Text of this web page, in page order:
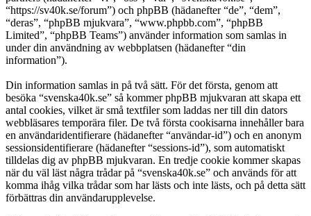
“https://sv40k.se/forum”) och phpBB (hädanefter “de”, “dem”,
“deras”, “phpBB mjukvara”, “www.phpbb.com”, “phpBB
Limited”, “phpBB Teams”) använder information som samlas in
under din användning av webbplatsen (hädanefter “din
information”).
Din information samlas in på två sätt. För det första, genom att
besöka “svenska40k.se” så kommer phpBB mjukvaran att skapa ett
antal cookies, vilket är små textfiler som laddas ner till din dators
webbläsares temporära filer. De två första cookisarna innehåller bara
en användaridentifierare (hädanefter “användar-id”) och en anonym
sessionsidentifierare (hädanefter “sessions-id”), som automatiskt
tilldelas dig av phpBB mjukvaran. En tredje cookie kommer skapas
när du väl läst några trådar på “svenska40k.se” och används för att
komma ihåg vilka trådar som har lästs och inte lästs, och på detta sätt
förbättras din användarupplevelse.